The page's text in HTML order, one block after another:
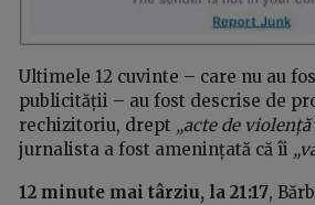
Ultimele 12 cuvinte – care nu au
publicității – au fost descrise de
rechizitoriu, drept „acte de
jurnalista a fost amenințată că îi
12 minute mai târziu, la 21:17,